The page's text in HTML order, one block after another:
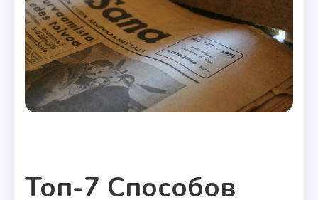
Топ-7 Способов